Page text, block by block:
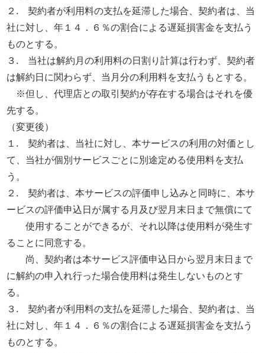
２. 契約者が利用料の支払を延滞した場合、契約者は、当
社に対し、年１４．６％の割合による遅延損害金を支払う
ものとする。
３. 当社は解約月の利用料の日割り計算は行わず、契約者
は解約日に関わらず、当月分の利用料を支払うもとする。
※但し、代理店との取引契約が存在する場合はそれを優
先する。
（変更後）
１. 契約者は、当社に対し、本サービスの利用の対価とし
て、当社が個別サービスごとに別途定める使用料を支払
う。
２. 契約者は、本サービスの評価申し込みと同時に、本サ
ービスの評価申込日が属する月及び翌月末日まで無償にて
使用することができるが、それ以降は使用料が発生す
ることに同意する。
尚、契約者は本サービス評価申込日から翌月末日まで
に解約の申入れ行った場合使用料は発生しないものとす
る。
３. 契約者が利用料の支払を延滞した場合、契約者は、当
社に対し、年１４．６％の割合による遅延損害金を支払う
ものとする。